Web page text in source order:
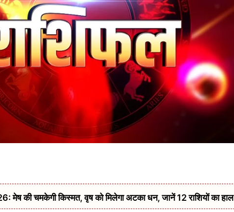
की चमकेगी किस्मत, वृष को मिलेगा अटका धन, जानें 12 राशियों का हाल